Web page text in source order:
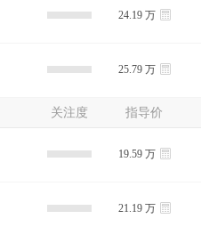
24.19 万
25.79 万
关注度 指导价
19.59 万
21.19 万